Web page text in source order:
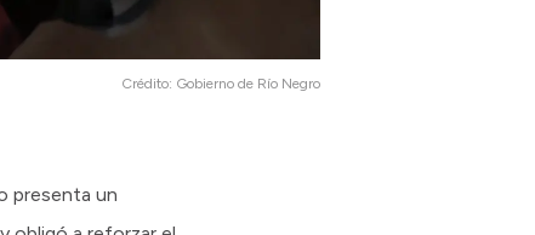
Crédito: Gobierno de Río Negro
presenta un